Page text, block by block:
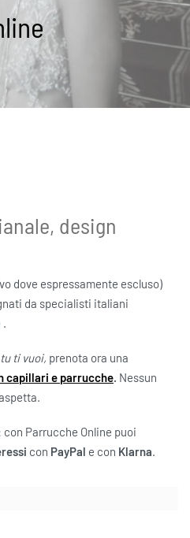
design
dove espressamente escluso)
da specialisti italiani
.
ti vuoi, prenota ora una
capillari e parrucche. Nessun
Parrucche Online puoi
con PayPal e con Klarna